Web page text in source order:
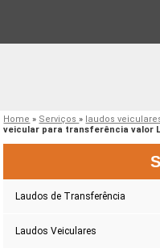
Home » Serviços» laudos
veicular para transferência valor
Laudos de Transferência
Laudos Veiculares